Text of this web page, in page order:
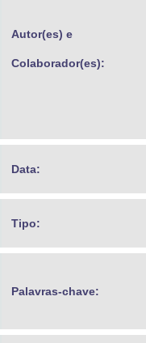
Autor(es) e
Colaborador(es):
Data:
Tipo:
Palavras-chave: